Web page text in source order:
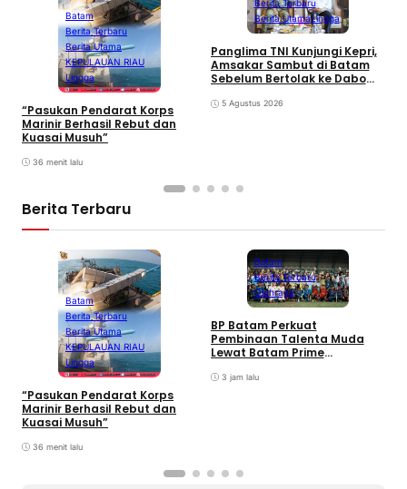
Batam
Berita Terbaru
Berita Utama
KEPULAUAN RIAU
Lingga
“Pasukan Pendarat Korps
Marinir Berhasil Rebut dan
Kuasai Musuh”
36 menit lalu
Berita Terbaru
Berita UtamaLingga
Panglima TNI Kunjungi Kepri,
Amsakar Sambut di Batam
Sebelum Bertolak ke Dabo
5 Agustus 2026
Berita Terbaru
Batam
Berita Terbaru
Berita Utama
KEPULAUAN RIAU
Lingga
“Pasukan Pendarat Korps
Marinir Berhasil Rebut dan
Kuasai Musuh”
36 menit lalu
Batam
Berita Terbaru
Olahraga
BP Batam Perkuat
Pembinaan Talenta Muda
Lewat Batam Prime
Football sebagai Festival
3 jam lalu